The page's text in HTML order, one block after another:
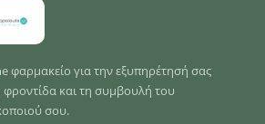
φαρμακείο για την εξυπηρέτησή σας
και τη συμβουλή του
σου.